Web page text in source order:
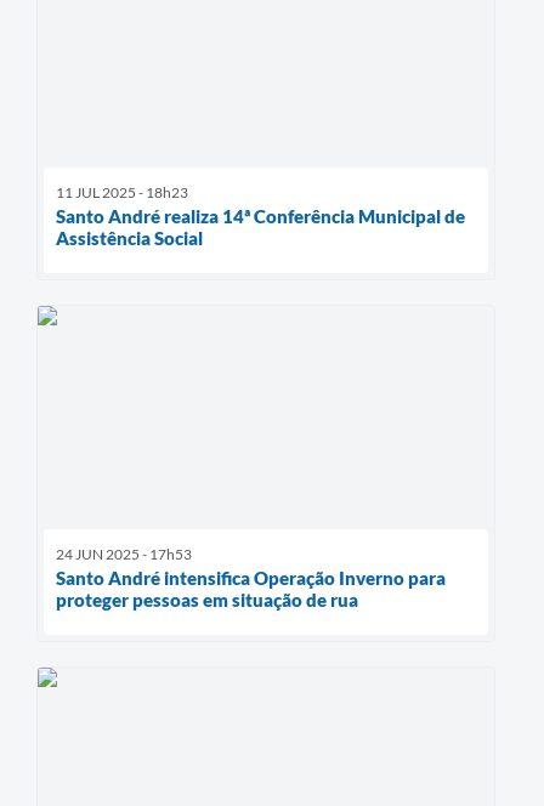
11 JUL 2025 - 18h23
Santo André realiza 14ª Conferência Municipal de
Assistência Social
24 JUN 2025 - 17h53
Santo André intensifica Operação Inverno para
proteger pessoas em situação de rua